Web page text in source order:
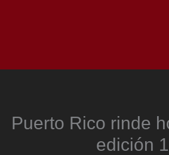
Puerto Rico rinde
edición